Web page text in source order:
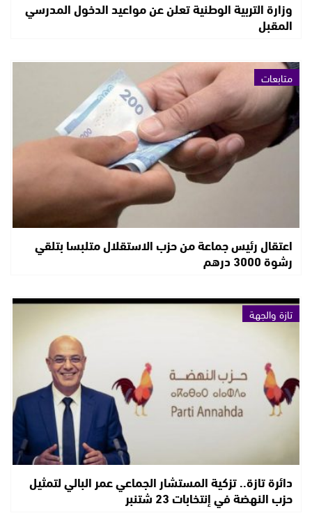
وزارة التربية الوطنية تعلن عن مواعيد الدخول المدرسي
المقبل
متابعات
اعتقال رئيس جماعة من حزب الاستقلال متلبسا بتلقي
رشوة 3000 درهم
تازة والجهة
دائرة تازة.. تزكية المستشار الجماعي عمر البالي لتمثيل
حزب النهضة في إنتخابات 23 شتنبر